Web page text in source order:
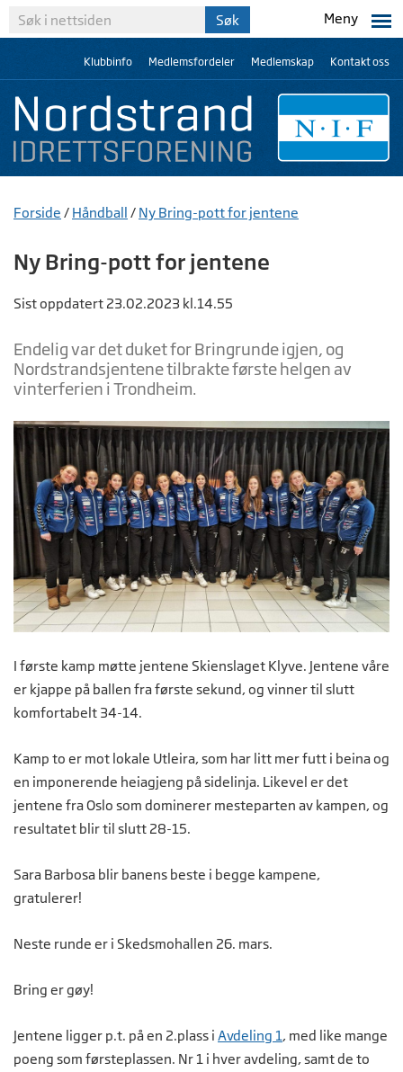
Meny
Klubbinfo Medlemsfordeler Medlemskap Kontakt oss
Forside / Håndball / Ny Bring-pott for jentene
Ny Bring-pott for jentene
Sist oppdatert 23.02.2023 kl.14.55
Endelig var det duket for Bringrunde igjen, og
Nordstrandsjentene tilbrakte første helgen av
vinterferien i Trondheim.
I første kamp møtte jentene Skienslaget Klyve. Jentene våre
er kjappe på ballen fra første sekund, og vinner til slutt
komfortabelt 34-14.
Kamp to er mot lokale Utleira, som har litt mer futt i beina og
en imponerende heiagjeng på sidelinja. Likevel er det
jentene fra Oslo som dominerer mesteparten av kampen, og
resultatet blir til slutt 28-15.
Sara Barbosa blir banens beste i begge kampene,
gratulerer!
Neste runde er i Skedsmohallen 26. mars.
Bring er gøy!
Jentene ligger p.t. på en 2.plass i Avdeling 1, med like mange
poeng som førsteplassen. Nr 1 i hver avdeling, samt de to